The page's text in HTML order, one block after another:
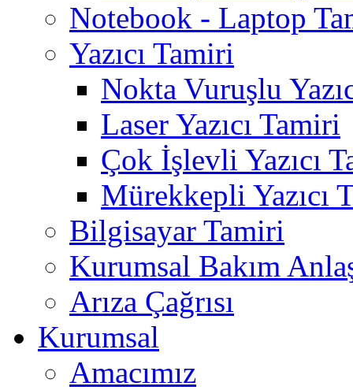
Notebook - Laptop
Yazıcı Tamiri
Nokta Vuruşlu
Laser Yazıcı Tamiri
Çok İşlevli Yazıcı
Mürekkepli Yazıcı
Bilgisayar Tamiri
Kurumsal Bakım
Arıza Çağrısı
Kurumsal
Amacımız